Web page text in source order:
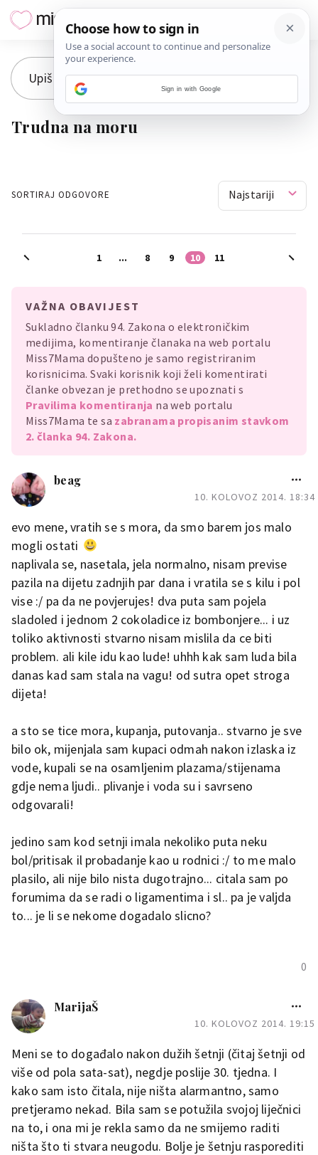
Trudna na moru
SORTIRAJ ODGOVORE Najstariji
1 ... 8 9 10 11
VAŽNA OBAVIJEST
Sukladno članku 94. Zakona o elektroničkim
medijima, komentiranje članaka na web portalu
Miss7Mama dopušteno je samo registriranim
korisnicima. Svaki korisnik koji želi komentirati
članke obvezan je prethodno se upoznati s
Pravilima komentiranja na web portalu
Miss7Mama te sa zabranama propisanim stavkom
2. članka 94. Zakona.
beag
10. KOLOVOZ 2014. 18:34
evo mene, vratih se s mora, da smo barem jos malo
mogli ostati
naplivala se, nasetala, jela normalno, nisam previse
pazila na dijetu zadnjih par dana i vratila se s kilu i pol
vise :/ pa da ne povjerujes! dva puta sam pojela
sladoled i jednom 2 cokoladice iz bombonjere... i uz
toliko aktivnosti stvarno nisam mislila da ce biti
problem. ali kile idu kao lude! uhhh kak sam luda bila
danas kad sam stala na vagu! od sutra opet stroga
dijeta!
a sto se tice mora, kupanja, putovanja.. stvarno je sve
bilo ok, mijenjala sam kupaci odmah nakon izlaska iz
vode, kupali se na osamljenim plazama/stijenama
gdje nema ljudi.. plivanje i voda su i savrseno
odgovarali!
jedino sam kod setnji imala nekoliko puta neku
bol/pritisak il probadanje kao u rodnici :/ to me malo
plasilo, ali nije bilo nista dugotrajno... citala sam po
forumima da se radi o ligamentima i sl.. pa je valjda
to... je li se nekome dogadalo slicno?
0
MarijaŠ
10. KOLOVOZ 2014. 19:15
Meni se to događalo nakon dužih šetnji (čitaj šetnji od
više od pola sata-sat), negdje poslije 30. tjedna. I
kako sam isto čitala, nije ništa alarmantno, samo
pretjeramo nekad. Bila sam se potužila svojoj liječnici
na to, i ona mi je rekla samo da ne smijemo raditi
ništa što ti stvara neugodu. Bolje je šetnju rasporediti
Sign in with Google